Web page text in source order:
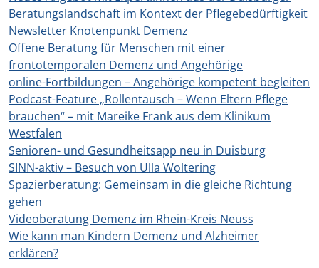
Beratungslandschaft im Kontext der Pflegebedürftigkeit
Newsletter Knotenpunkt Demenz
Offene Beratung für Menschen mit einer
frontotemporalen Demenz und Angehörige
online-Fortbildungen – Angehörige kompetent begleiten
Podcast-Feature „Rollentausch – Wenn Eltern Pflege
brauchen“ – mit Mareike Frank aus dem Klinikum
Westfalen
Senioren- und Gesundheitsapp neu in Duisburg
SINN-aktiv – Besuch von Ulla Woltering
Spazierberatung: Gemeinsam in die gleiche Richtung
gehen
Videoberatung Demenz im Rhein-Kreis Neuss
Wie kann man Kindern Demenz und Alzheimer
erklären?